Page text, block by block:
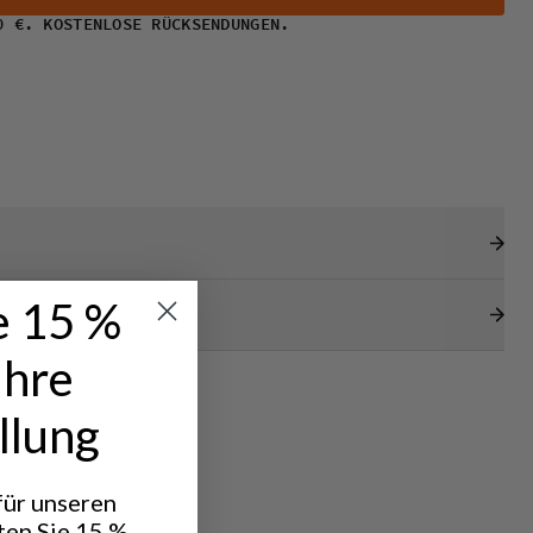
€. KOSTENLOSE RÜCKSENDUNGEN.
15 %
unseren